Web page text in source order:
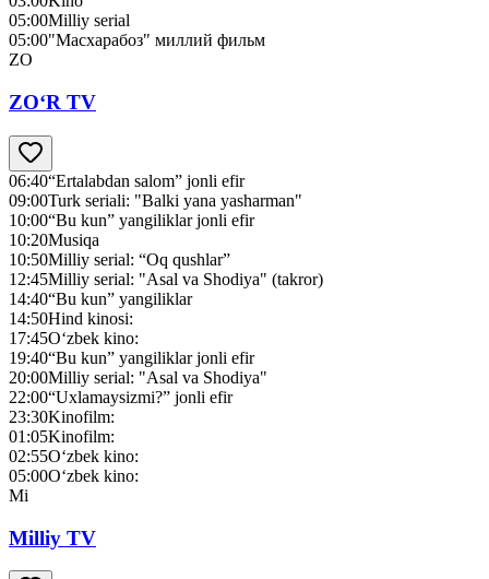
05:00Milliy serial
05:00"Масхарабоз" миллий фильм
ZO
ZO‘R TV
06:40“Ertalabdan salom” jonli efir
09:00Turk seriali: "Balki yana yasharman"
10:00“Bu kun” yangiliklar jonli efir
10:20Musiqa
10:50Milliy serial: “Oq qushlar”
12:45Milliy serial: "Asal va Shodiya" (takror)
14:40“Bu kun” yangiliklar
14:50Hind kinosi:
17:45O‘zbek kino:
19:40“Bu kun” yangiliklar jonli efir
20:00Milliy serial: "Asal va Shodiya"
22:00“Uxlamaysizmi?” jonli efir
23:30Kinofilm:
01:05Kinofilm:
02:55O‘zbek kino:
05:00O‘zbek kino:
Mi
Milliy TV